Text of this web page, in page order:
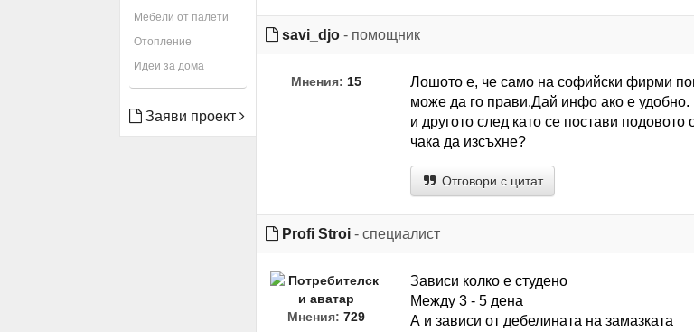
Мебели от палети
Отопление
Идеи за дома
Заяви проект
savi_djo - помощник
Мнения: 15
Лошото е, че само на софийски фирми
може да го прави.Дай инфо ако е удобно.
и другото след като се постави
чака да изсъхне?
Отговори с цитат
Profi Stroi - специалист
Мнения: 729
Зависи колко е студено
Между 3 - 5 дена
А и зависи от дебелината на замазката